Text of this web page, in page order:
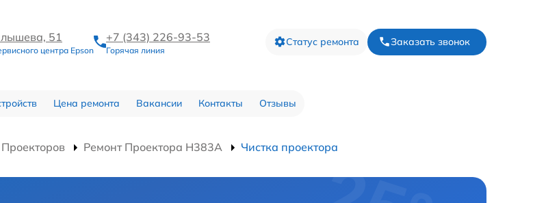
51
центра Epson
+7 (343) 226-93-53
Горячая линия
Статус ремонта Заказать звонок
Цена ремонта Вакансии Контакты Отзывы
Ремонт Проектора H383A Чистка проектора